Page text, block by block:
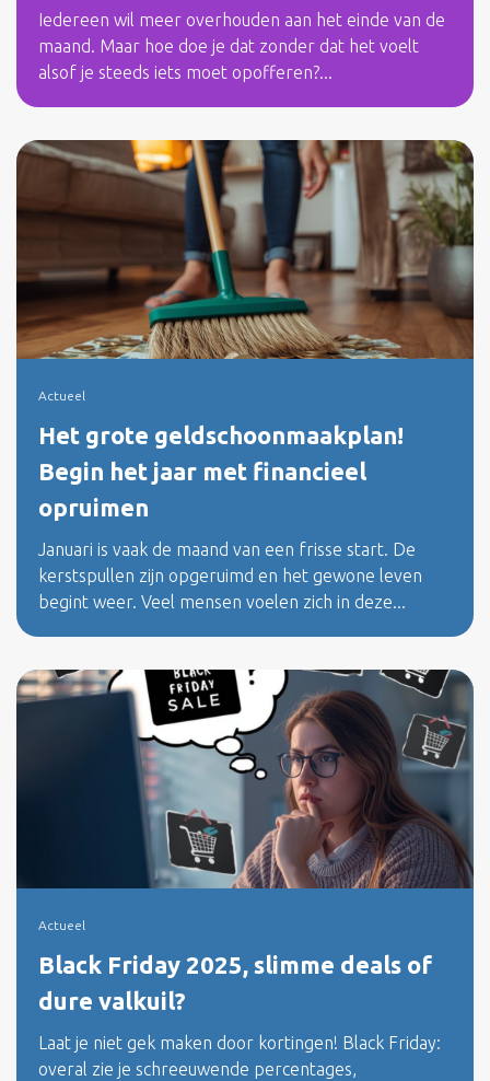
Iedereen wil meer overhouden aan het einde van de
maand. Maar hoe doe je dat zonder dat het voelt
alsof je steeds iets moet opofferen?...
Actueel
Het grote geldschoonmaakplan!
Begin het jaar met financieel
opruimen
Januari is vaak de maand van een frisse start. De
kerstspullen zijn opgeruimd en het gewone leven
begint weer. Veel mensen voelen zich in deze...
Actueel
Black Friday 2025, slimme deals of
dure valkuil?
Laat je niet gek maken door kortingen! Black Friday:
overal zie je schreeuwende percentages,